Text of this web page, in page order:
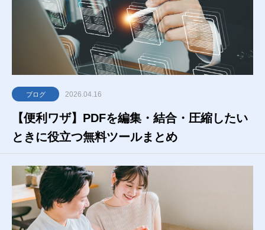
ブログ 2026.04.16
【便利ワザ】PDFを編集・結合・圧縮したい
ときに役立つ無料ツールまとめ